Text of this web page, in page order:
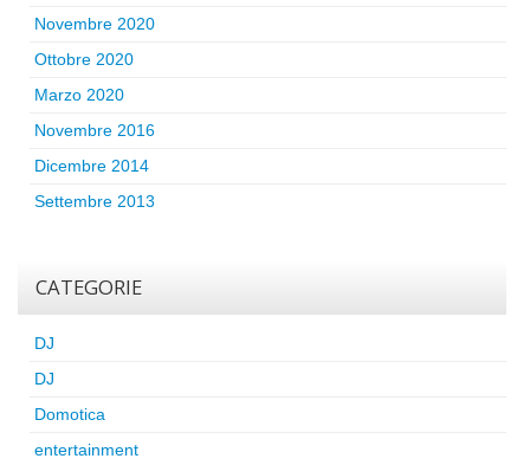
Novembre 2020
Ottobre 2020
Marzo 2020
Novembre 2016
Dicembre 2014
Settembre 2013
CATEGORIE
DJ
DJ
Domotica
entertainment